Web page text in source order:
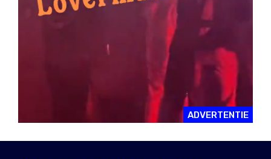
ADVERTENTIE